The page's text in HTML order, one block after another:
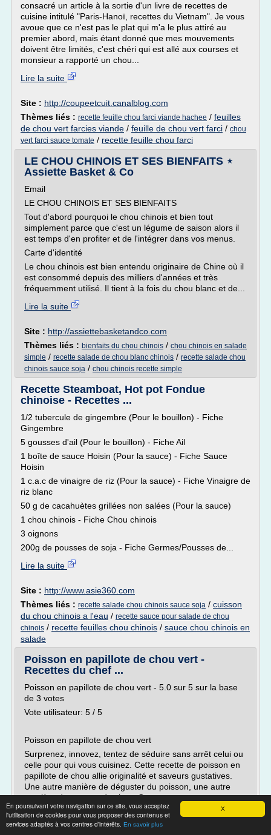
X
En poursuivant votre navigation sur ce site, vous acceptez
l'utilisation de cookies pour vous proposer des contenus et
services adaptés à vos centres d'intérêts. En savoir plus
consacré un article à la sortie d'un livre de recettes de
cuisine intitulé "Paris-Hanoï, recettes du Vietnam". Je vous
avoue que ce n'est pas le plat qui m'a le plus attiré au
premier abord, mais étant donné que mes mouvements
doivent être limités, c'est chéri qui est allé aux courses et
monsieur a rapporté un chou...
Lire la suite
Site : http://coupeetcuit.canalblog.com
Thèmes liés : recette feuille chou farci viande hachee / feuilles
de chou vert farcies viande / feuille de chou vert farci / chou
vert farci sauce tomate / recette feuille chou farci
LE CHOU CHINOIS ET SES BIENFAITS ⋆
Assiette Basket & Co
Email
LE CHOU CHINOIS ET SES BIENFAITS
Tout d'abord pourquoi le chou chinois et bien tout
simplement parce que c'est un légume de saison alors il
est temps d'en profiter et de l'intégrer dans vos menus.
Carte d'identité
Le chou chinois est bien entendu originaire de Chine où il
est consommé depuis des milliers d'années et très
fréquemment utilisé. Il tient à la fois du chou blanc et de...
Lire la suite
Site : http://assiettebasketandco.com
Thèmes liés : bienfaits du chou chinois / chou chinois en salade
simple / recette salade de chou blanc chinois / recette salade chou
chinois sauce soja / chou chinois recette simple
Recette Steamboat, Hot pot Fondue
chinoise - Recettes ...
1/2 tubercule de gingembre (Pour le bouillon) - Fiche
Gingembre
5 gousses d'ail (Pour le bouillon) - Fiche Ail
1 boîte de sauce Hoisin (Pour la sauce) - Fiche Sauce
Hoisin
1 c.a.c de vinaigre de riz (Pour la sauce) - Fiche Vinaigre de
riz blanc
50 g de cacahuètes grillées non salées (Pour la sauce)
1 chou chinois - Fiche Chou chinois
3 oignons
200g de pousses de soja - Fiche Germes/Pousses de...
Lire la suite
Site : http://www.asie360.com
Thèmes liés : recette salade chou chinois sauce soja / cuisson
du chou chinois a l'eau / recette sauce pour salade de chou
chinois / recette feuilles chou chinois / sauce chou chinois en
salade
Poisson en papillote de chou vert -
Recettes du chef ...
Poisson en papillote de chou vert - 5.0 sur 5 sur la base
de 3 votes
Vote utilisateur: 5 / 5
Poisson en papillote de chou vert
Surprenez, innovez, tentez de séduire sans arrêt celui ou
celle pour qui vous cuisinez. Cette recette de poisson en
papillote de chou allie originalité et saveurs gustatives.
Une autre manière de déguster du poisson, une autre
manière de manger du chou. On...
Lire la suite